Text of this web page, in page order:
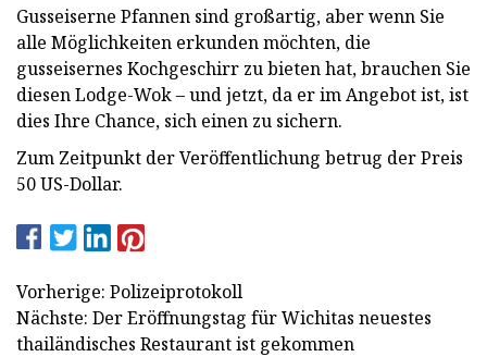
Gusseiserne Pfannen sind großartig, aber wenn Sie
alle Möglichkeiten erkunden möchten, die
gusseisernes Kochgeschirr zu bieten hat, brauchen Sie
diesen Lodge-Wok – und jetzt, da er im Angebot ist, ist
dies Ihre Chance, sich einen zu sichern.
Zum Zeitpunkt der Veröffentlichung betrug der Preis
50 US-Dollar.
Vorherige: Polizeiprotokoll
Nächste: Der Eröffnungstag für Wichitas neuestes
thailändisches Restaurant ist gekommen